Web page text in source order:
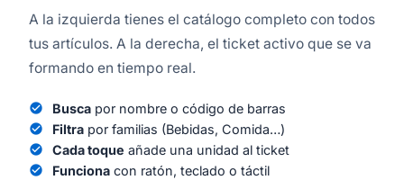
A la izquierda tienes el catálogo completo con todos
tus artículos. A la derecha, el ticket activo que se va
formando en tiempo real.
check_circle Buscapor nombre o código de barras
check_circle Filtrapor familias (Bebidas, Comida…)
check_circle Cada toque añade una unidad al ticket
check_circle Funcionacon ratón, teclado o táctil